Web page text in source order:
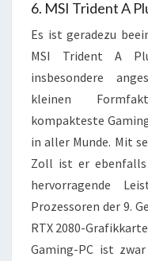
6. MSI Trident A
Es ist geradezu
MSI Trident A
insbesondere
kleinen
kompakteste
in aller Munde. Mit
Zoll ist er ebenfalls
hervorragende
Prozessoren der 9.
RTX 2080-
Gaming-PC ist